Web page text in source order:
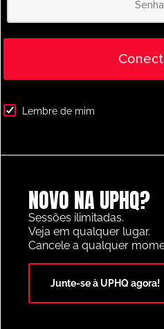
Movimento de
PLATAFORMA DE
Lembre de mim
NOVO NA UPHQ?
Sessões ilimitadas.
Veja em qualquer lugar.
Cancele a qualquer
Junte-se à UPHQ agora!